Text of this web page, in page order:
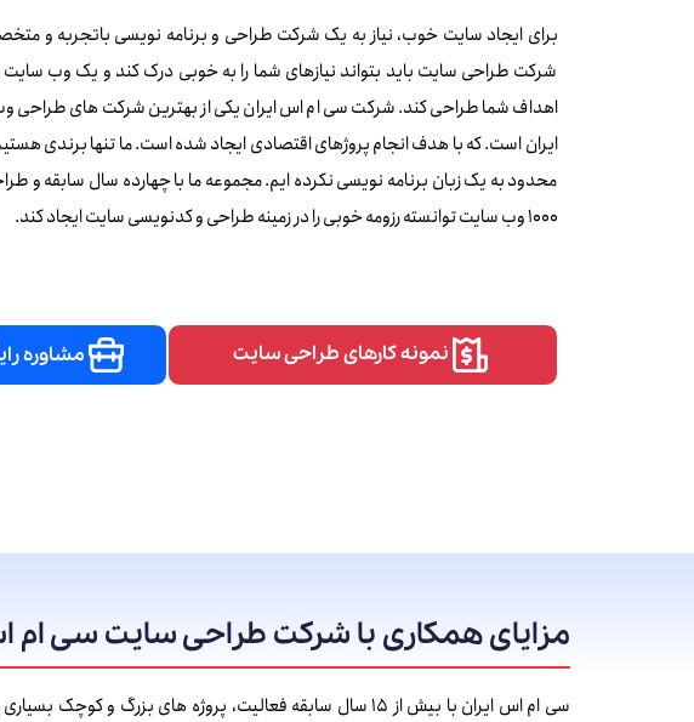
برای ایجاد سایت خوب، نیاز به یک شرکت طراحی و برنامه نویسی باتجربه و
شرکت طراحی سایت باید بتواند نیازهای شما را به خوبی درک کند و یک وب‌ سایت
اهداف شما طراحی کند. شرکت سی ام اس ایران یکی از بهترین شرکت‌ های طراحی
ایران است. که با هدف انجام پروژهای اقتصادی ایجاد شده است. ما تنها برندی
محدود به یک زبان برنامه نویسی نکرده ایم. مجموعه ما با چهارده سال سابقه و
1000 وب سایت توانسته رزومه خوبی را در زمینه طراحی و کدنویسی سایت ایجاد کند.
نمونه کارهای طراحی سایت مشاوره
مزایای همکاری با شرکت طراحی سایت سی ام
سی ام اس ایران با بیش از 15 سال سابقه فعالیت، پروژه های بزرگ و کوچک بسیاری را در زمینه